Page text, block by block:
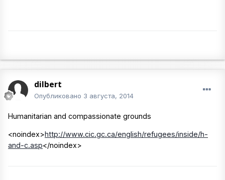
dilbert
Опубликовано 3 августа, 2014
Humanitarian and compassionate grounds
<noindex>http://www.cic.gc.ca/english/refugees/inside/h-
and-c.asp</noindex>